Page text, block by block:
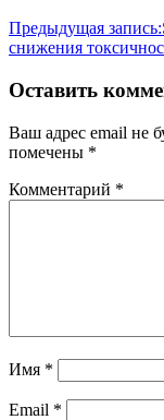
Предыдущая запись:
снижения
Оставить
Ваш адрес email не
помечены *
Комментарий *
Имя *
Email *